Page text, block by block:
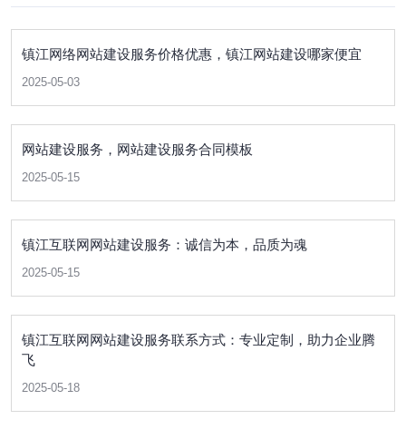
镇江网络网站建设服务价格优惠，镇江网站建设哪家便宜
2025-05-03
网站建设服务，网站建设服务合同模板
2025-05-15
镇江互联网网站建设服务：诚信为本，品质为魂
2025-05-15
镇江互联网网站建设服务联系方式：专业定制，助力企业腾
飞
2025-05-18